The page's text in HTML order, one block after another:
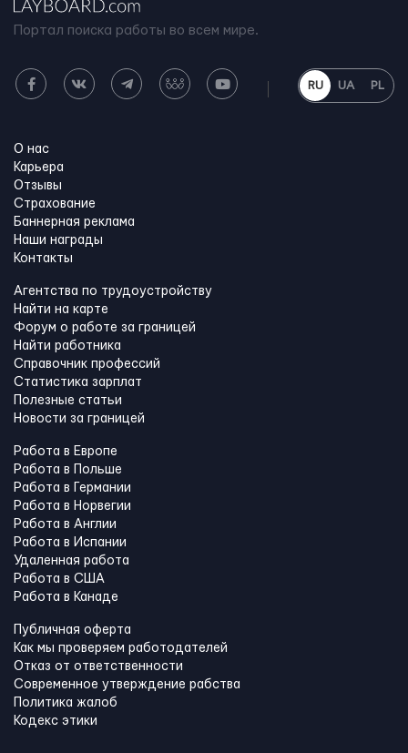
Портал поиска работы во всем мире.
RU UA PL
О нас
Карьера
Отзывы
Страхование
Баннерная реклама
Наши награды
Контакты
Агентства по трудоустройству
Найти на карте
Форум о работе за границей
Найти работника
Справочник профессий
Статистика зарплат
Полезные статьи
Новости за границей
Работа в Европе
Работа в Польше
Работа в Германии
Работа в Норвегии
Работа в Англии
Работа в Испании
Удаленная работа
Работа в США
Работа в Канадe
Публичная оферта
Как мы проверяем работодателей
Отказ от ответственности
Современное утверждение рабства
Политика жалоб
Кодекс этики